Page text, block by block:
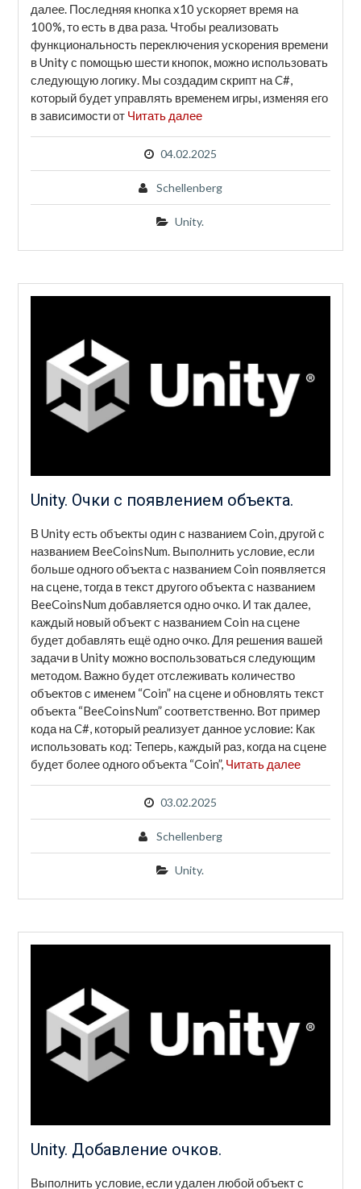
далее. Последняя кнопка x10 ускоряет время на
100%, то есть в два раза. Чтобы реализовать
функциональность переключения ускорения времени
в Unity с помощью шести кнопок, можно использовать
следующую логику. Мы создадим скрипт на C#,
который будет управлять временем игры, изменяя его
в зависимости от Читать далее
04.02.2025
Schellenberg
Unity.
Unity. Очки с появлением объекта.
В Unity есть объекты один с названием Coin, другой с
названием BeeCoinsNum. Выполнить условие, если
больше одного объекта с названием Coin появляется
на сцене, тогда в текст другого объекта с названием
BeeCoinsNum добавляется одно очко. И так далее,
каждый новый объект с названием Coin на сцене
будет добавлять ещё одно очко. Для решения вашей
задачи в Unity можно воспользоваться следующим
методом. Важно будет отслеживать количество
объектов с именем “Coin” на сцене и обновлять текст
объекта “BeeCoinsNum” соответственно. Вот пример
кода на C#, который реализует данное условие: Как
использовать код: Теперь, каждый раз, когда на сцене
будет более одного объекта “Coin”, Читать далее
03.02.2025
Schellenberg
Unity.
Unity. Добавление очков.
Выполнить условие, если удален любой объект с